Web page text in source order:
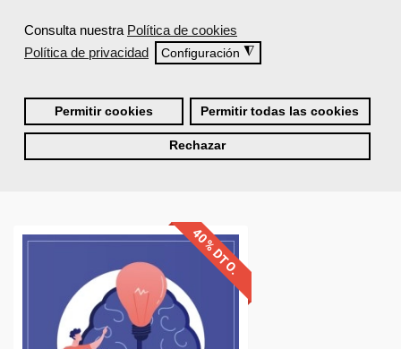
Consulta nuestra Política de cookies
Política de privacidad
Configuración ◮
Permitir cookies Permitir todas las cookies
Rechazar